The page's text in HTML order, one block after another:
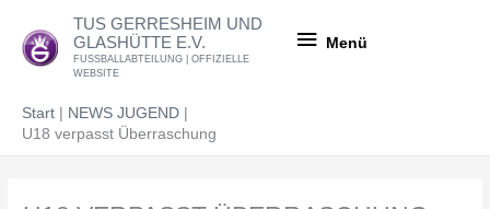
Inhalt
springen
TUS GERRESHEIM UND
GLASHÜTTE E.V.
FUSSBALLABTEILUNG | OFFIZIELLE
WEBSITE
Menü
Start
NEWS JUGEND
U18 verpasst Überraschung